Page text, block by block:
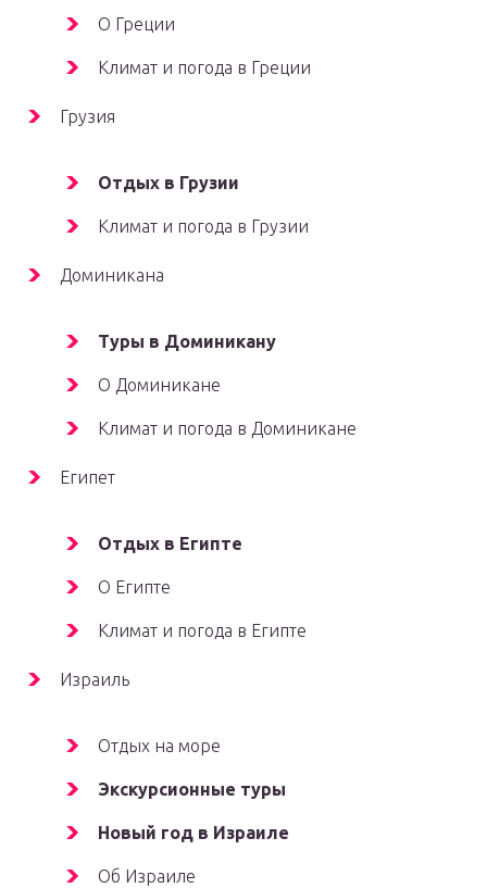
О Греции
Климат и погода в Греции
Грузия
Отдых в Грузии
Климат и погода в Грузии
Доминикана
Туры в Доминикану
О Доминикане
Климат и погода в Доминикане
Египет
Отдых в Египте
О Египте
Климат и погода в Египте
Израиль
Отдых на море
Экскурсионные туры
Новый год в Израиле
Об Израиле